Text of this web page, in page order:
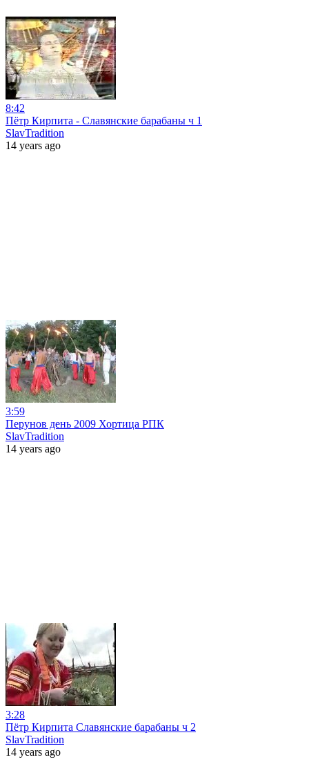
8:42
Пётр Кирпита - Славянские барабаны ч 1
SlavTradition
14 years ago
3:59
Перунов день 2009 Хортица РПК
SlavTradition
14 years ago
3:28
Пётр Кирпита Славянские барабаны ч 2
SlavTradition
14 years ago